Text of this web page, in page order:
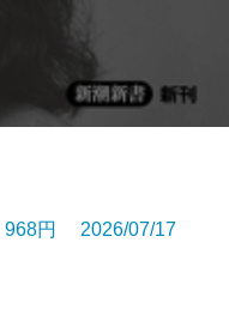
円 2026/07/17